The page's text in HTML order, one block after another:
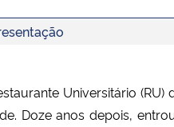
I fechado para
de vínculo
Universitário (RU)
Doze anos depois,